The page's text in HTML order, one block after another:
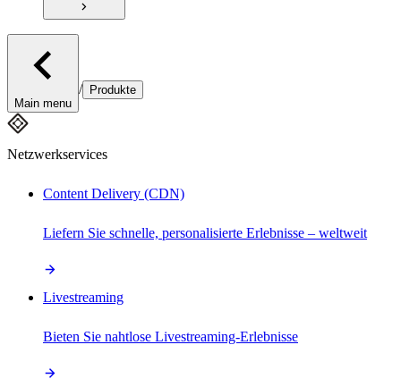
Main menu
/ Produkte
Netzwerkservices
Content Delivery (CDN)
Liefern Sie schnelle, personalisierte Erlebnisse – weltweit
Livestreaming
Bieten Sie nahtlose Livestreaming-Erlebnisse